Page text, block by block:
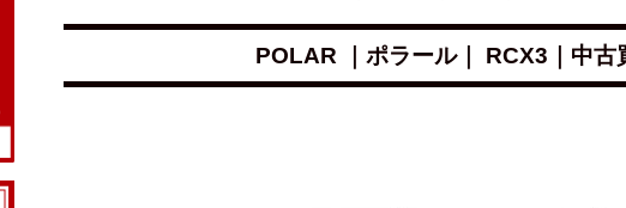
POLAR ｜ポラール｜ RCX3｜中古